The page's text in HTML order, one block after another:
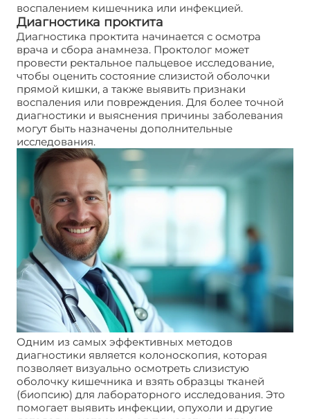
воспалением кишечника или инфекцией.
Диагностика проктита
Диагностика проктита начинается с осмотра
врача и сбора анамнеза. Проктолог может
провести ректальное пальцевое исследование,
чтобы оценить состояние слизистой оболочки
прямой кишки, а также выявить признаки
воспаления или повреждения. Для более точной
диагностики и выяснения причины заболевания
могут быть назначены дополнительные
исследования.
Одним из самых эффективных методов
диагностики является колоноскопия, которая
позволяет визуально осмотреть слизистую
оболочку кишечника и взять образцы тканей
(биопсию) для лабораторного исследования. Это
помогает выявить инфекции, опухоли и другие